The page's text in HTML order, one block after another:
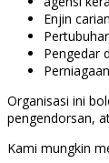
Enjin
Pengedar
Organisasi ini
pengendorsan,
Kami mungkin